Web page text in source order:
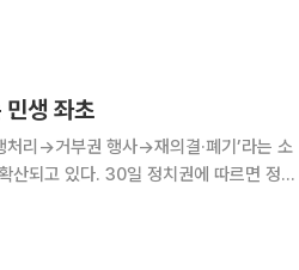
생 좌초
처리→거부권 행사→재의결·폐기’라는 소
권에 따르면 정부
) 건의 방침을